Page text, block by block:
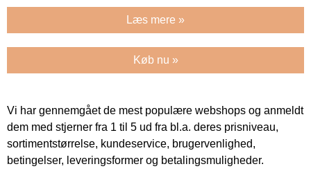
Læs mere »
Køb nu »
Vi har gennemgået de mest populære webshops og anmeldt
dem med stjerner fra 1 til 5 ud fra bl.a. deres prisniveau,
sortimentstørrelse, kundeservice, brugervenlighed,
betingelser, leveringsformer og betalingsmuligheder.